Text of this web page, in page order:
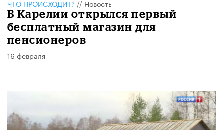
ЧТО ПРОИСХОДИТ?//Новость
В Карелии открылся первый
бесплатный магазин для
пенсионеров
16 февраля